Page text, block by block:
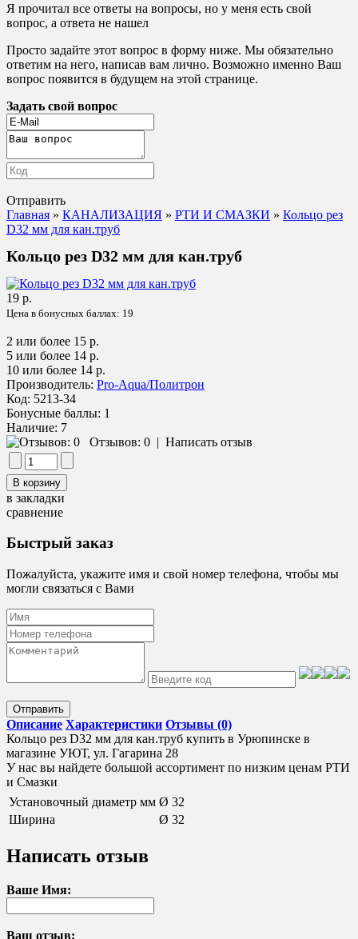
Я прочитал все ответы на вопросы, но у меня есть свой
вопрос, а ответа не нашел
Просто задайте этот вопрос в форму ниже. Мы обязательно
ответим на него, написав вам лично. Возможно именно Ваш
вопрос появится в будущем на этой странице.
Задать свой вопрос
Отправить
Главная » КАНАЛИЗАЦИЯ » РТИ И СМАЗКИ » Кольцо рез
D32 мм для кан.труб
Кольцо рез D32 мм для кан.труб
19 р.
Цена в бонусных баллах: 19
2 или более 15 р.
5 или более 14 р.
10 или более 14 р.
Производитель: Pro-Aqua/Политрон
Код: 5213-34
Бонусные баллы: 1
Наличие: 7
Отзывов: 0 | Написать отзыв
в закладки
сравнение
Быстрый заказ
Пожалуйста, укажите имя и свой номер телефона, чтобы мы
могли связаться с Вами
Отправить
Описание Характеристики Отзывы (0)
Кольцо рез D32 мм для кан.труб купить в Урюпинске в
магазине УЮТ, ул. Гагарина 28
У нас вы найдете большой ассортимент по низким ценам РТИ
и Смазки
Установочный диаметр мм Ø 32
Ширина
Ø 32
Написать отзыв
Ваше Имя:
Ваш отзыв: